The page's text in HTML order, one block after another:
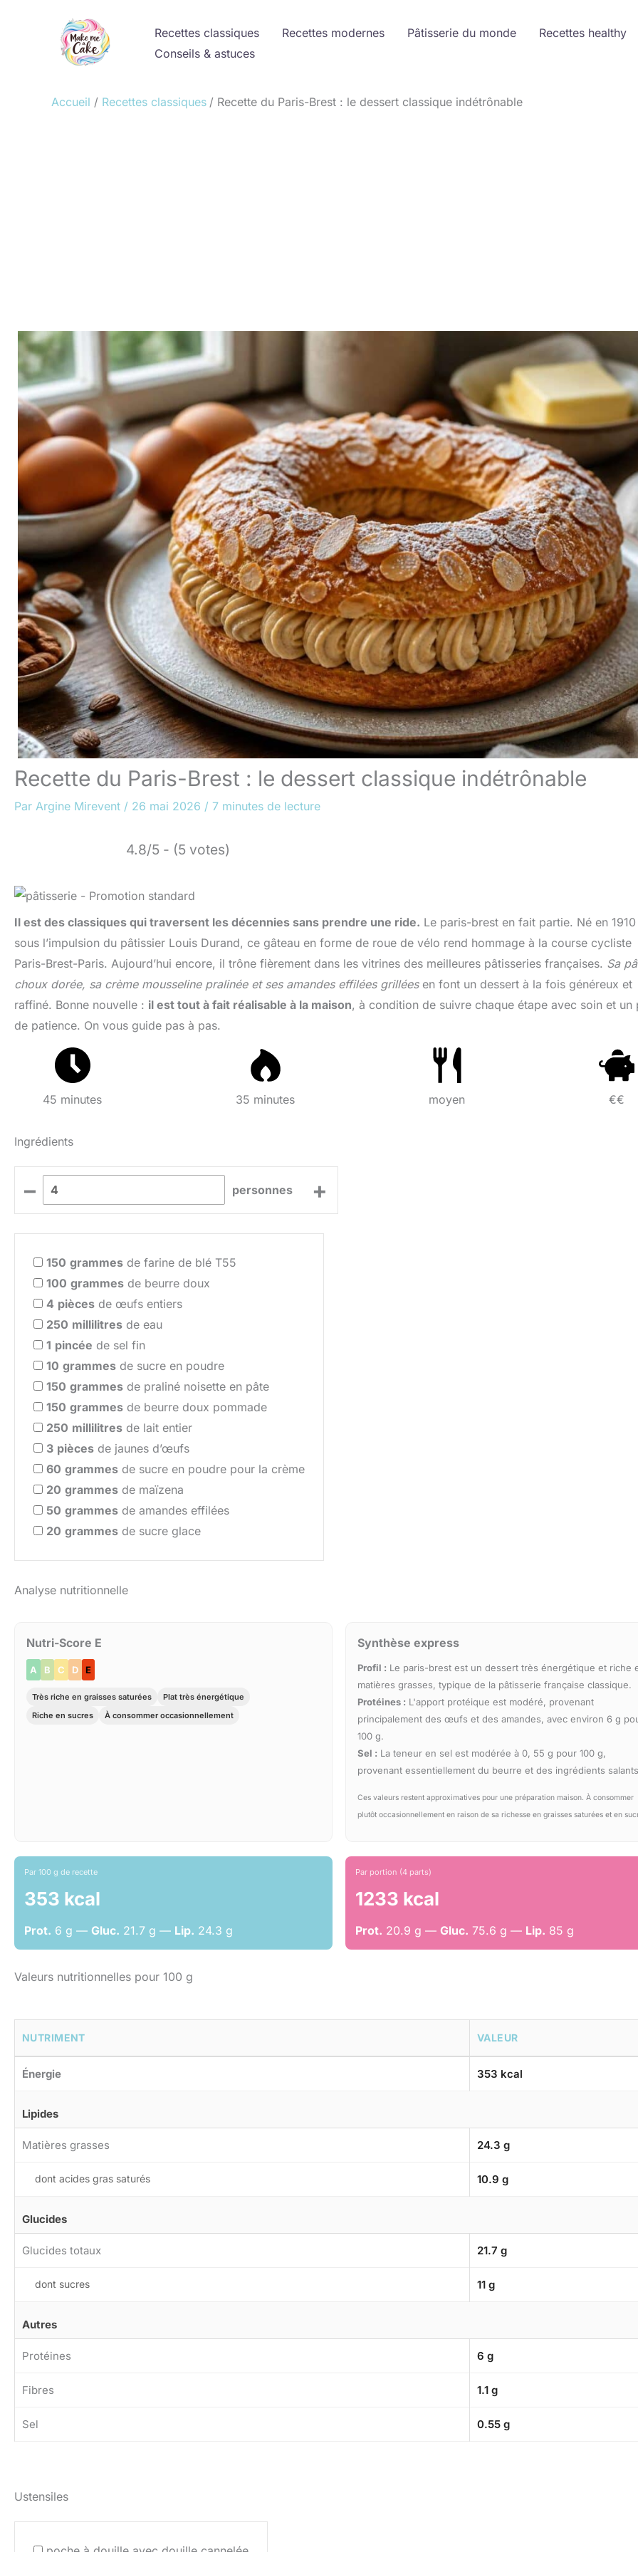
Recettes classiques Recettes modernes Pâtisserie du monde Recettes healthy
Conseils & astuces
Accueil Recettes classiques Recette du Paris-Brest : le dessert classique indétrônable
Recette du Paris-Brest : le dessert classique indétrônable
Par Argine Mirevent / 26 mai 2026 / 7 minutes de lecture
4.8/5 - (5 votes)
Il est des classiques qui traversent les décennies sans prendre une ride. Le paris-brest en fait partie. Né en 1910
sous l’impulsion du pâtissier Louis Durand, ce gâteau en forme de roue de vélo rend hommage à la course cycliste
Paris-Brest-Paris. Aujourd’hui encore, il trône fièrement dans les vitrines des meilleures pâtisseries françaises. Sa
choux dorée, sa crème mousseline pralinée et ses amandes effilées grilléesen font un dessert à la fois généreux et
raffiné. Bonne nouvelle : il est tout à fait réalisable à la maison, à condition de suivre chaque étape avec soin et un
de patience. On vous guide pas à pas.
45 minutes 35 minutes moyen €€
Ingrédients
– personnes +
150 grammes de farine de blé T55
100 grammes de beurre doux
4 pièces de œufs entiers
250 millilitres de eau
1 pincée de sel fin
10 grammes de sucre en poudre
150 grammes de praliné noisette en pâte
150 grammes de beurre doux pommade
250 millilitres de lait entier
3 pièces de jaunes d’œufs
60 grammes de sucre en poudre pour la crème
20 grammes de maïzena
50 grammes de amandes effilées
20 grammes de sucre glace
Analyse nutritionnelle
Nutri-Score E
A B C D E
Très riche en graisses saturées
Plat très énergétique
Riche en sucres
À consommer occasionnellement
Synthèse express
Profil : Le paris-brest est un dessert très énergétique et riche
matières grasses, typique de la pâtisserie française classique.
Protéines : L'apport protéique est modéré, provenant
principalement des œufs et des amandes, avec environ 6 g
100 g.
Sel : La teneur en sel est modérée à 0, 55 g pour 100 g,
provenant essentiellement du beurre et des ingrédients
Ces valeurs restent approximatives pour une préparation maison. À consommer
plutôt occasionnellement en raison de sa richesse en graisses saturées et en
Par 100 g de recette
353 kcal
Prot. 6 g — Gluc. 21.7 g — Lip. 24.3 g
Par portion (4 parts)
1233 kcal
Prot. 20.9 g —Gluc. 75.6 g — Lip. 85 g
Valeurs nutritionnelles pour 100 g
NUTRIMENT VALEUR
Énergie 353 kcal
Lipides
Matières grasses 24.3 g
dont acides gras saturés 10.9 g
Glucides
Glucides totaux 21.7 g
dont sucres 11 g
Autres
Protéines 6 g
Fibres 1.1 g
Sel 0.55 g
Ustensiles